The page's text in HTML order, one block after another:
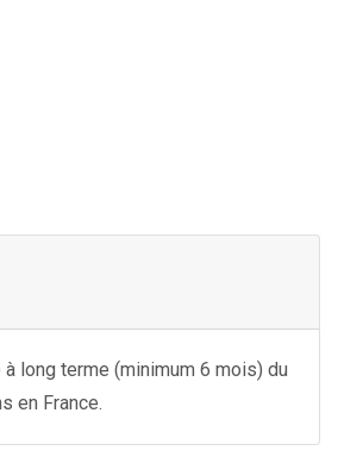
long terme (minimum 6 mois) du
en France.